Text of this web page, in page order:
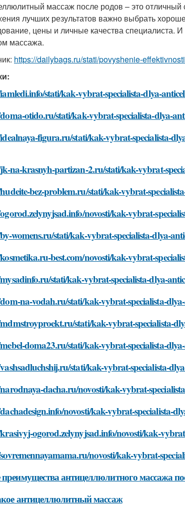
массаж после родов – это отличный
лучших результатов важно выбрать
цены и личные качества специалиста.
массажа.
https://dailybags.ru/stati/povyshenie-
stati/kak-vybrat-specialista-dlya-
otido.ru/stati/kak-vybrat-specialista-dlya-
figura.ru/stati/kak-vybrat-specialista-
na-krasnyh-partizan-2.ru/stati/kak-vybrat-
bez-problem.ru/stati/kak-vybrat-
novosti/kak-vybrat-
womens.ru/stati/kak-vybrat-specialista-dlya-
best.com/novosti/kak-vybrat-
stati/kak-vybrat-specialista-dlya-
na-vodah.ru/stati/kak-vybrat-specialista-
stati/kak-vybrat-specialista-
doma23.ru/stati/kak-vybrat-specialista-
stati/kak-vybrat-specialista-
dacha.ru/novosti/kak-vybrat-
novosti/kak-vybrat-specialista-
ogorod.zelynyjsad.info/novosti/kak-
novosti/kak-vybrat-
антицеллюлитного массажа
антицеллюлитный массаж